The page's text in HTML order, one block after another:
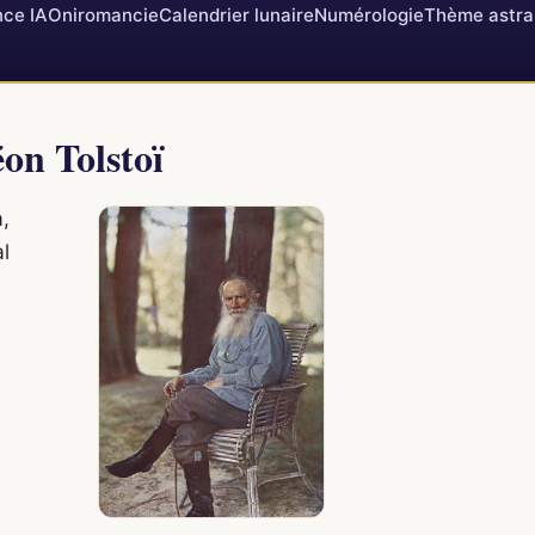
IAOniromancieCalendrier lunaireNumérologieThème
Tolstoï